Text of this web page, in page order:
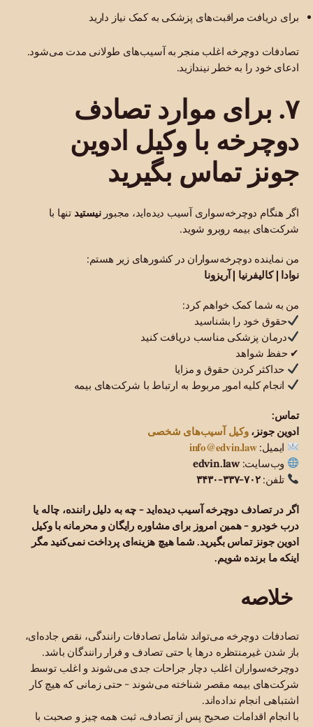
برای دریافت مراقبت‌های پزشکی به کمک نیاز دارید
تصادفات دوچرخه اغلب منجر به آسیب‌های طولانی مدت می‌شود.
ادعای خود را به خطر نیندازید.
۷. برای موارد تصادف
دوچرخه با وکیل ادوین
جونز تماس بگیرید
اگر هنگام دوچرخه‌سواری آسیب دیده‌اید، مجبورنیستید تنها با
شرکت‌های بیمه روبرو شوید.
من نماینده دوچرخه‌سواران در کشورهای زیر هستم:
نوادا | کالیفرنیا | آریزونا
من به شما کمک خواهم کرد:
حقوق خود را بشناسید
درمان پزشکی مناسب دریافت کنید
✔ حفظ شواهد
حداکثر کردن حقوق و مزایا
انجام کلیه امور مربوط به ارتباط با شرکت‌های بیمه
تماس:
ادوین جونز،وکیل آسیب‌های شخصی
ایمیل:info@edvin.law
وب‌سایت:edvin.law
تلفن:۷۰۲-۳۳۷-۳۴۳۰
اگر در تصادف دوچرخه آسیب دیده‌اید - چه به دلیل راننده، چاله یا
درب خودرو - همین امروز برای مشاوره رایگان و محرمانه با وکیل
ادوین جونز تماس بگیرید. شما هیچ هزینه‌ای پرداخت نمی‌کنید مگر
اینکه ما برنده شویم.
خلاصه
تصادفات دوچرخه می‌تواند شامل تصادفات رانندگی، نقص جاده‌ای،
باز شدن غیرمنتظره درها یا حتی تصادف و فرار رانندگان باشد.
دوچرخه‌سواران اغلب دچار جراحات جدی می‌شوند و اغلب توسط
شرکت‌های بیمه مقصر شناخته می‌شوند - حتی زمانی که هیچ کار
اشتباهی انجام نداده‌اند.
با انجام اقدامات صحیح پس از تصادف، ثبت همه چیز و صحبت با